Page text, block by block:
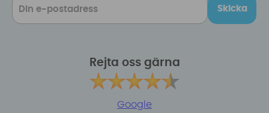
Skicka
Rejta oss gärna
Google